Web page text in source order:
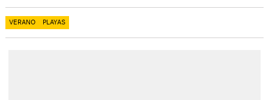
VERANO PLAYAS